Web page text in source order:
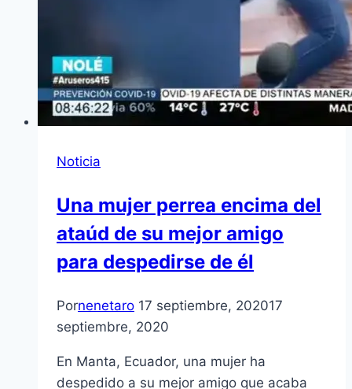
Noticia
Una mujer perrea encima del
ataúd de su mejor amigo
para despedirse de él
Pornenetaro 17 septiembre, 202017
septiembre, 2020
En Manta, Ecuador, una mujer ha
despedido a su mejor amigo que acaba